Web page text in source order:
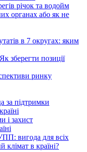
річок та водойм
органах або як не
в 7 округах: яким
зберегти позиції
ринку
за підтримки
і захист
вигода для всіх
клімат в країні?